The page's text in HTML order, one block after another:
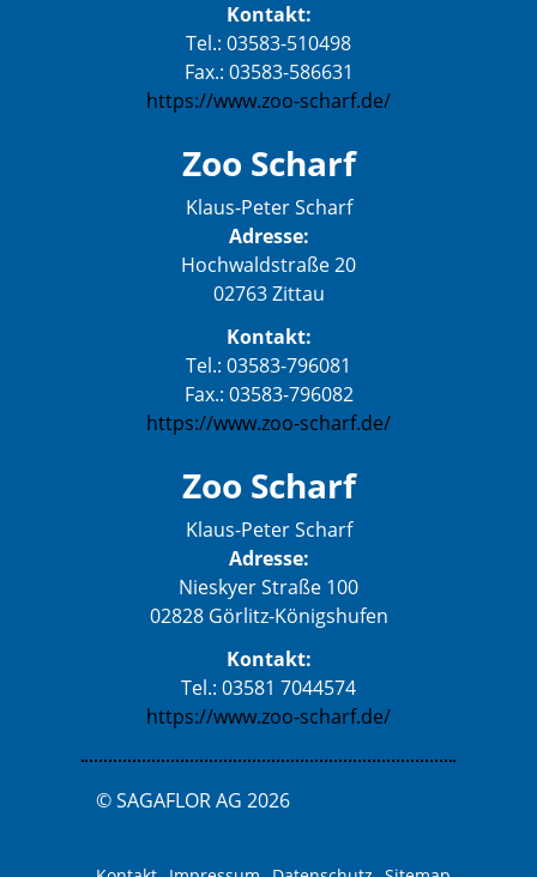
Kontakt:
Tel.: 03583-510498
Fax.: 03583-586631
https://www.zoo-scharf.de/
Zoo Scharf
Klaus-Peter Scharf
Adresse:
Hochwaldstraße 20
02763 Zittau
Kontakt:
Tel.: 03583-796081
Fax.: 03583-796082
https://www.zoo-scharf.de/
Zoo Scharf
Klaus-Peter Scharf
Adresse:
Nieskyer Straße 100
02828 Görlitz-Königshufen
Kontakt:
Tel.: 03581 7044574
https://www.zoo-scharf.de/
© SAGAFLOR AG 2026